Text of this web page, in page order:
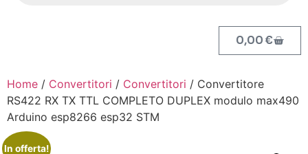
0,00€
Home / Convertitori / Convertitori / Convertitore
RS422 RX TX TTL COMPLETO DUPLEX modulo max490
Arduino esp8266 esp32 STM
In offerta!